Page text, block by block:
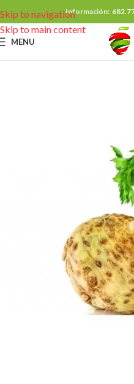
Skip to navigation
Skip to main content
Información:
MENU